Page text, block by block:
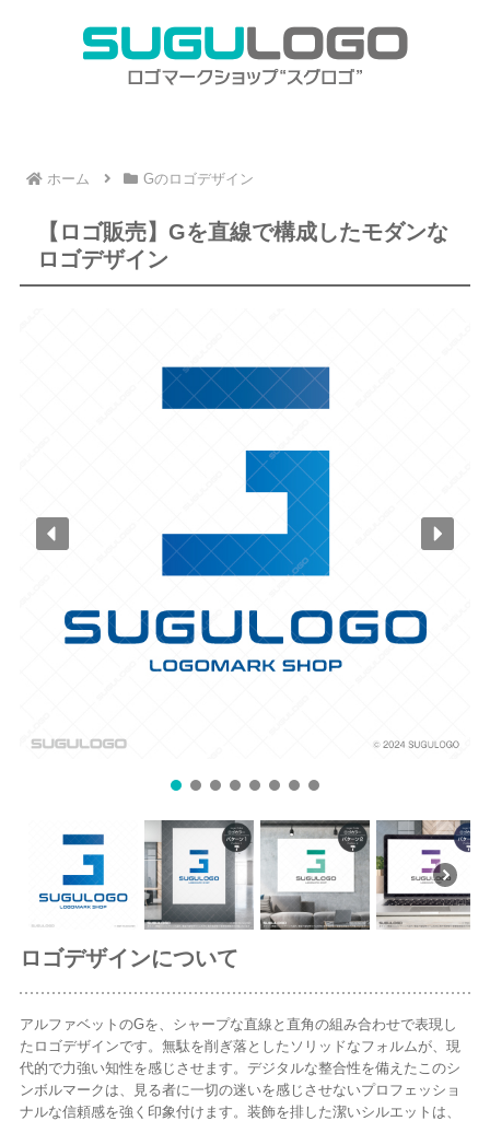
ホーム Gのロゴデザイン
【ロゴ販売】Gを直線で構成したモダンな
ロゴデザイン
ロゴデザインについて
アルファベットのGを、シャープな直線と直角の組み合わせで表現し
たロゴデザインです。無駄を削ぎ落としたソリッドなフォルムが、現
代的で力強い知性を感じさせます。デジタルな整合性を備えたこのシ
ンボルマークは、見る者に一切の迷いを感じさせないプロフェッショ
ナルな信頼感を強く印象付けます。装飾を排した潔いシルエットは、